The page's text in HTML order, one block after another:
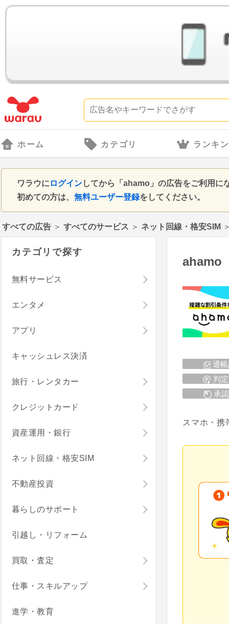
ホーム カテゴリ ランキ
ワラウに ログインしてから「ahamo」の広告をご利用に
初めての方は、 無料ユーザー登録をしてください。
すべての広告 ＞ すべてのサービス ＞ ネット回線・格安SIM
ahamo
通
判
承
スマホ・携
カテゴリで探す
無料サービス
エンタメ
アプリ
キャッシュレス決済
旅行・レンタカー
クレジットカード
資産運用・銀行
ネット回線・格安SIM
不動産投資
暮らしのサポート
引越し・リフォーム
買取・査定
仕事・スキルアップ
進学・教育